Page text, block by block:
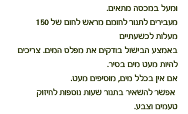
ומעל במכסה מתאים.
מעלות לכשעתיים
באמצע הבישול בודקים את מפלס המים. צריכים
להיות מעט מים בסיר.
אם אין בכלל מים, מוסיפים מעט.
אפשר להשאיר בתנור שעות נוספות לחיזוק
טעמים וצבע.